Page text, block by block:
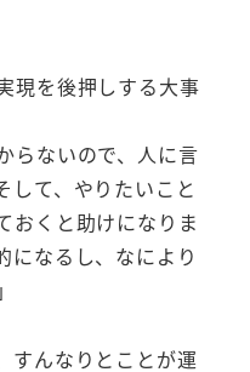
現を後押しする大事
らないので、人に言
して、やりたいこと
おくと助けになりま
になるし、なにより
すんなりとことが運